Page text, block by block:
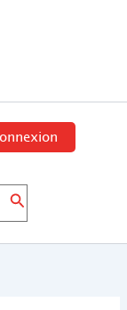
Rechercher